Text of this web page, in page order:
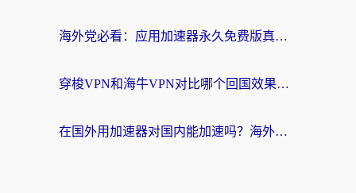
海外党必看：应用加速器永久免费版真的存在吗？教你选对回国加速器无缝刷国内资源
穿梭VPN和海牛VPN对比哪个回国效果更好？海外华人亲测3款热门加速器+避坑指南
在国外用加速器对国内能加速吗？海外党亲测有效的无缝访问指南